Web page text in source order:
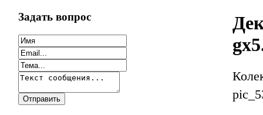
Задать вопрос